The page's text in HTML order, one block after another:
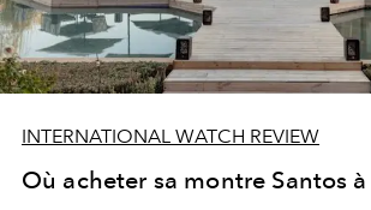
INTERNATIONAL WATCH REVIEW
Où acheter sa montre Santos